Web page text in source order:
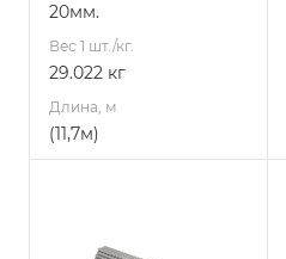
20мм.
Вес 1 шт./кг.
29.022 кг
Длина, м
(11,7м)